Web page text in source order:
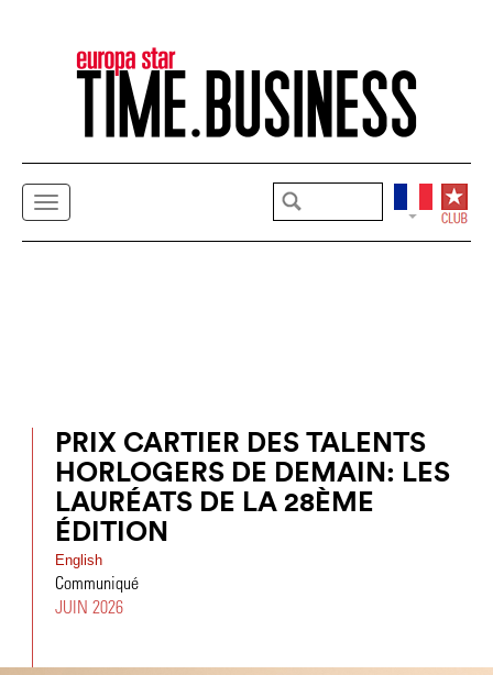
PRIX CARTIER DES TALENTS
HORLOGERS DE DEMAIN: LES
LAURÉATS DE LA 28ÈME
ÉDITION
English
Communiqué
JUIN 2026